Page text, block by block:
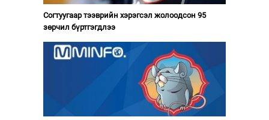
Согтуугаар тээврийн хэрэгсэл жолоодсон 95
зөрчил бүртгэгдлээ